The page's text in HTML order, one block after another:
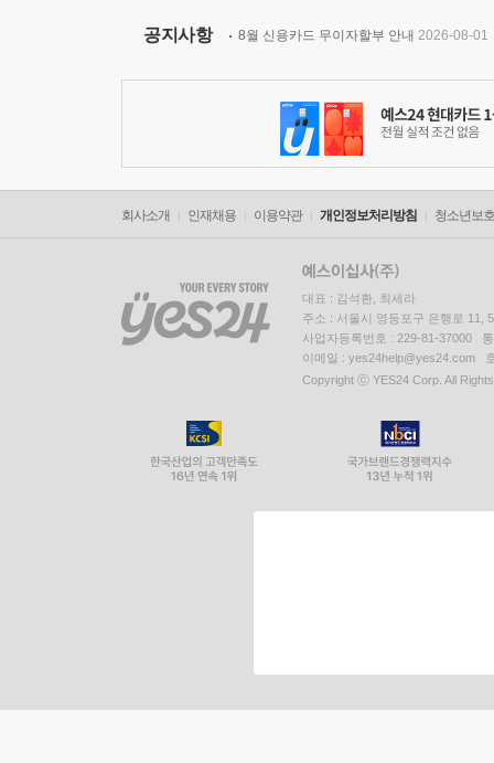
공지사항 8월 신용카드 무이자할부 안내 2026-08-01
회사소개 인재채용 이용약관 개인정보처리방침 청소년보
대표 : 김석환, 최세라
주소 : 서울시 영등포구 은행로 11,
사업자등록번호 : 229-81-37000
이메일 : yes24help@yes24.com
Copyright ⓒ YES24 Corp. All